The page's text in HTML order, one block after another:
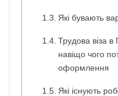
Які бувають
Трудова віза в
навіщо чого
оформлення
Які існують